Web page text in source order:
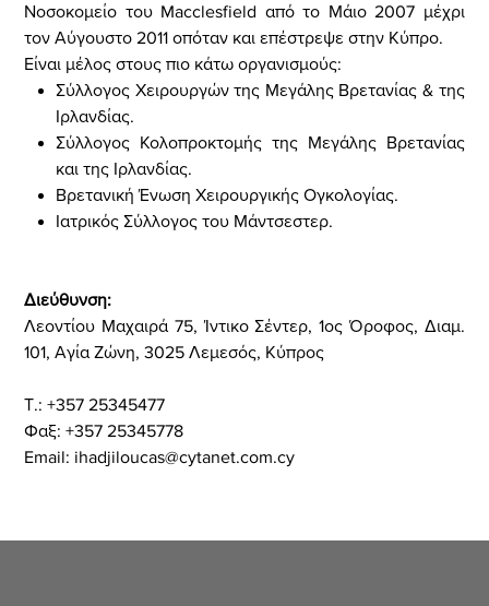
Νοσοκομείο του Macclesfield από το Μάιο 2007 μέχρι
τον Αύγουστο 2011 οπόταν και επέστρεψε στην Κύπρο.
Είναι μέλος στους πιο κάτω οργανισμούς:
Σύλλογος Χειρουργών της Μεγάλης Βρετανίας & της
Ιρλανδίας.
Σύλλογος Κολοπροκτομής της Μεγάλης Βρετανίας
και της Ιρλανδίας.
Βρετανική Ένωση Χειρουργικής Ογκολογίας.
Ιατρικός Σύλλογος του Μάντσεστερ.
Διεύθυνση:
Λεοντίου Μαχαιρά 75, Ίντικο Σέντερ, 1ος Όροφος, Διαμ.
101, Αγία Ζώνη, 3025 Λεμεσός, Κύπρος
Τ.: +357 25345477
Φαξ: +357 25345778
Email: ihadjiloucas@cytanet.com.cy